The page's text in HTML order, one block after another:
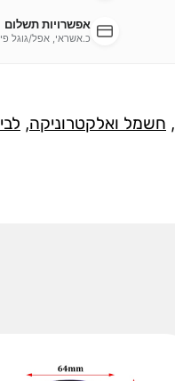
אפשרויות תשלום
כ.אשראי, אפל/גוגל
, חשמל ואלקטרוניקה,